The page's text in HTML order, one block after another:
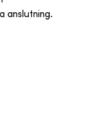
anslutning.